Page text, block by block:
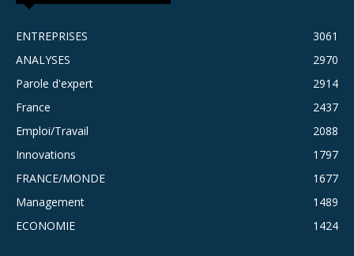
ENTREPRISES
3061
ANALYSES
2970
Parole d'expert
2914
France
2437
Emploi/Travail
2088
Innovations
1797
FRANCE/MONDE
1677
Management
1489
ECONOMIE
1424